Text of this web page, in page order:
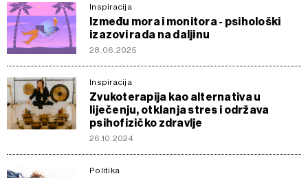
Inspiracija
Između mora i monitora - psihološki
izazovi rada na daljinu
28.06.2025
Inspiracija
Zvukoterapija kao alternativa u
liječenju, otklanja stres i održava
psihofizičko zdravlje
26.10.2024
Politika